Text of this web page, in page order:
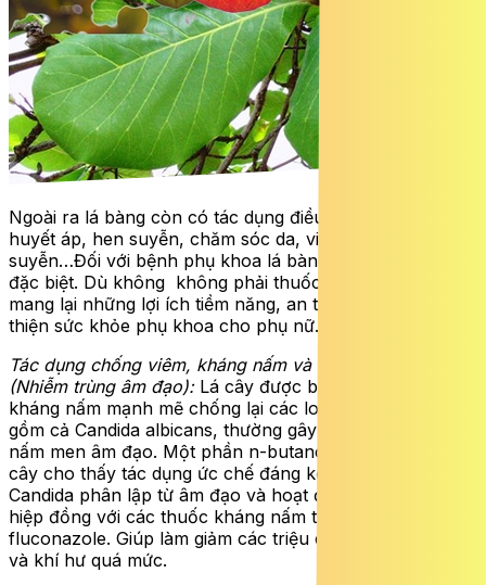
Ngoài ra lá bàng còn có tác dụng điều trị tiêu chảy, tăng
huyết áp, hen suyễn, chăm sóc da, viêm phế quản, hen
suyễn…Đối với bệnh phụ khoa lá bàng có tác dụng rất
đặc biệt. Dù không không phải thuốc đặc trị, nhưng nó
mang lại những lợi ích tiềm năng, an toàn trong việc cải
thiện sức khỏe phụ khoa cho phụ nữ.
Tác dụng chống viêm, kháng nấm và kháng khuẩn
(Nhiễm trùng âm đạo):Lá cây được biết đến với đặc tính
kháng nấm mạnh mẽ chống lại các loài Candida, bao
gồm cả Candida albicans, thường gây ra nhiễm trùng
nấm men âm đạo. Một phần n-butanol giàu tanin của lá
cây cho thấy tác dụng ức chế đáng kể đối với các chủng
Candida phân lập từ âm đạo và hoạt động như một chất
hiệp đồng với các thuốc kháng nấm thông thường như
fluconazole. Giúp làm giảm các triệu chứng viêm âm đạo
và khí hư quá mức.